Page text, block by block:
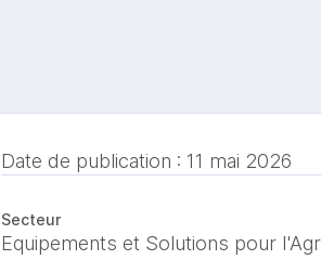
Date de publication : 11 mai 2026
Secteur
Equipements et Solutions pour